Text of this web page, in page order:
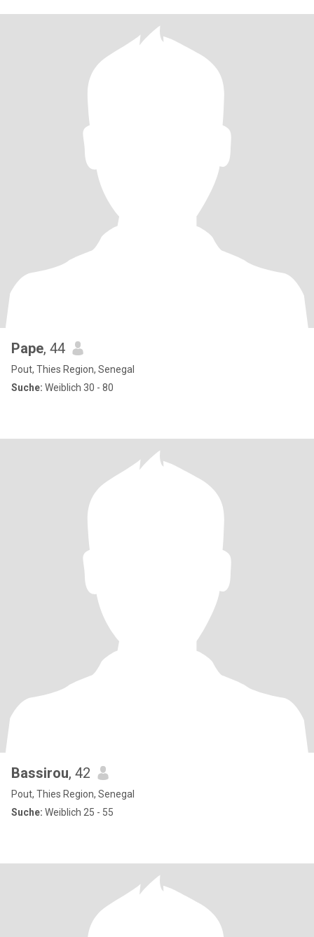
Pape, 44
Pout, Thies Region, Senegal
Suche: Weiblich 30 - 80
Bassirou, 42
Pout, Thies Region, Senegal
Suche: Weiblich 25 - 55